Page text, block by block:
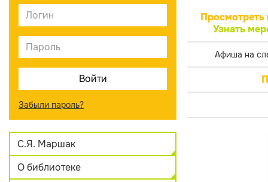
Забыли пароль?
С.Я. Маршак
О библиотеке
Просмотреть
Узнать
Афиша на